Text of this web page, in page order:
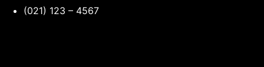
(021) 123 – 4567